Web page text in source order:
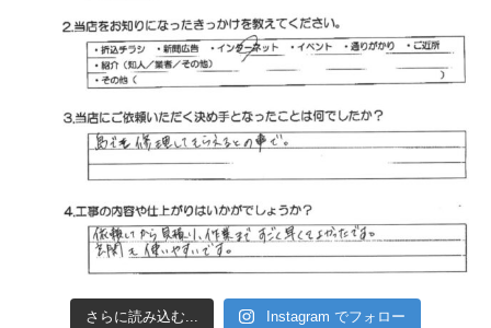
さらに読み込む... Instagram でフォロー